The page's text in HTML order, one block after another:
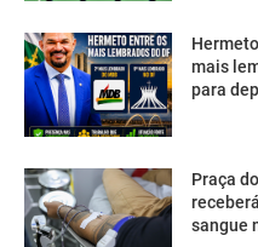
mais
para
Praça
sangue